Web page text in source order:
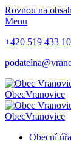
Rovnou na obsah
Menu
+420 519 433
ObecVranovice
ObecVranovice
Obecní